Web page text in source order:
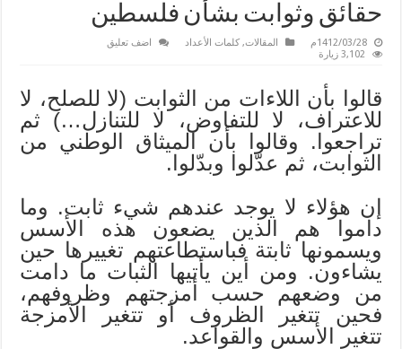
حقائق وثوابت بشأن فلسطين
1412/03/28م المقالات,كلمات الأعداد
اضف تعليق
3,102 زيارة
قالوا بأن اللاءات من الثوابت (لا للصلح، لا
للاعتراف، لا للتفاوض، لا للتنازل…) ثم
تراجعوا. وقالوا بأن الميثاق الوطني من
الثوابت، ثم عدّلوا وبدّلوا.
إن هؤلاء لا يوجد عندهم شيء ثابت. وما
داموا هم الذين يضعون هذه الأسس
ويسمونها ثابتة فباستطاعتهم تغييرها حين
يشاءون. ومن أين يأتيها الثبات ما دامت
من وضعهم حسب أمزجتهم وظروفهم،
فحين تتغير الظروف أو تتغير الأمزجة
تتغير الأسس والقواعد.